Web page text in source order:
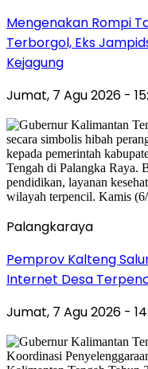
Mengenakan Rompi
Terborgol, Eks
Kejagung
Jumat, 7 Agu 2026 -
Palangkaraya
Pemprov Kalteng
Internet Desa
Jumat, 7 Agu 2026 -